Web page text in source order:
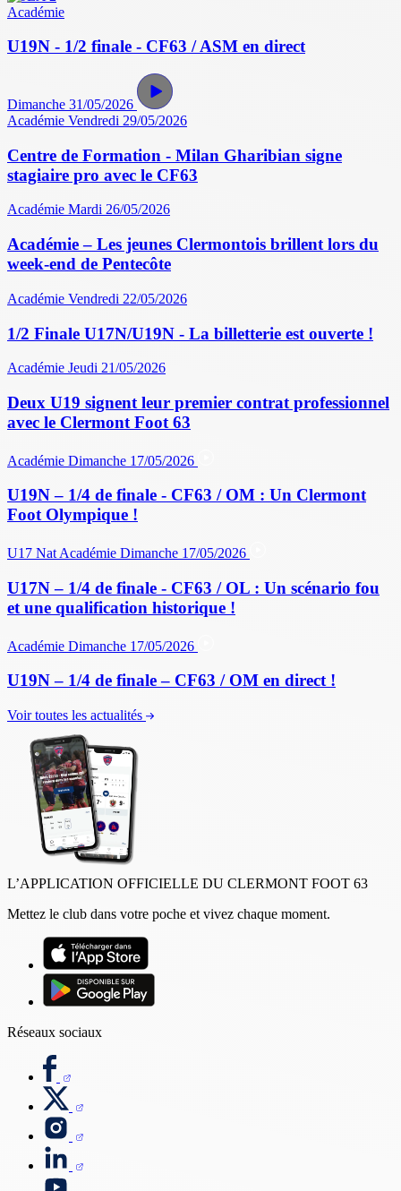
Académie
U19N - 1/2 finale - CF63 / ASM en direct
Dimanche 31/05/2026
Académie Vendredi 29/05/2026
Centre de Formation - Milan Gharibian signe
stagiaire pro avec le CF63
Académie Mardi 26/05/2026
Académie – Les jeunes Clermontois brillent lors du
week-end de Pentecôte
Académie Vendredi 22/05/2026
1/2 Finale U17N/U19N - La billetterie est ouverte !
Académie Jeudi 21/05/2026
Deux U19 signent leur premier contrat professionnel
avec le Clermont Foot 63
Académie Dimanche 17/05/2026
U19N – 1/4 de finale - CF63 / OM : Un Clermont
Foot Olympique !
U17 Nat Académie Dimanche 17/05/2026
U17N – 1/4 de finale - CF63 / OL : Un scénario fou
et une qualification historique !
Académie Dimanche 17/05/2026
U19N – 1/4 de finale – CF63 / OM en direct !
Voir toutes les actualités
L’APPLICATION OFFICIELLE DU CLERMONT FOOT 63
Mettez le club dans votre poche et vivez chaque moment.
Réseaux sociaux